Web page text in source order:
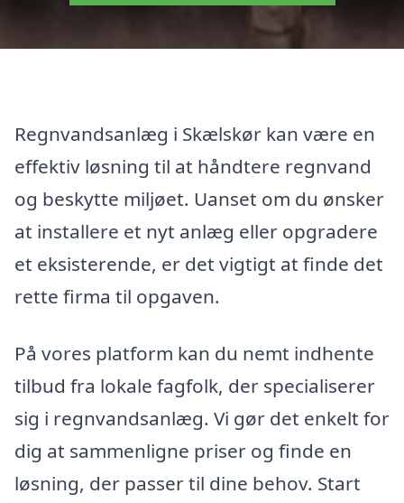
Regnvandsanlæg i Skælskør kan være en
effektiv løsning til at håndtere regnvand
og beskytte miljøet. Uanset om du ønsker
at installere et nyt anlæg eller opgradere
et eksisterende, er det vigtigt at finde det
rette firma til opgaven.
På vores platform kan du nemt indhente
tilbud fra lokale fagfolk, der specialiserer
sig i regnvandsanlæg. Vi gør det enkelt for
dig at sammenligne priser og finde en
løsning, der passer til dine behov. Start